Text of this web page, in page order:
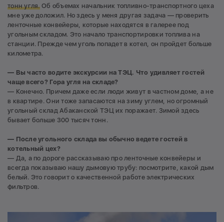
тонн угля.Об объемах начальник топливно-транспортного цеха
мне уже доложил. Но здесь у меня другая задача — проверить
ленточные конвейеры, которые находятся в галерее под
угольным складом. Это начало транспортировки топлива на
станции. Прежде чем уголь попадет в котел, он пройдет больше
километра.
— Вы часто водите экскурсии на ТЭЦ. Что удивляет гостей
чаще всего? Гора угля на складе?
— Конечно. Причем даже если люди живут в частном доме, а не
в квартире. Они тоже запасаются на зиму углем, но огромный
угольный склад Абаканской ТЭЦ их поражает. Зимой здесь
бывает больше 300 тысяч тонн.
— После угольного склада вы обычно ведете гостей в
котельный цех?
— Да, а по дороге рассказываю про ленточные конвейеры и
всегда показываю нашу дымовую трубу: посмотрите, какой дым
белый. Это говорит о качественной работе электрических
фильтров.